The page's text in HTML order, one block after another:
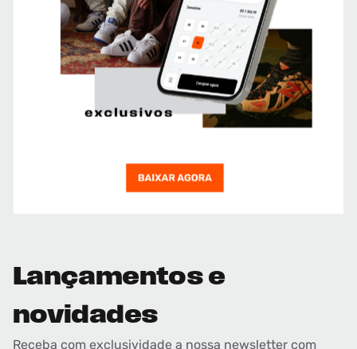
Lançamentos e
novidades
Receba com exclusividade a nossa newsletter com